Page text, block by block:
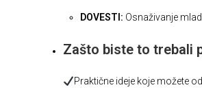
DOVESTI: Osnaživanje
Zašto biste to trebali
Praktične ideje koje možete